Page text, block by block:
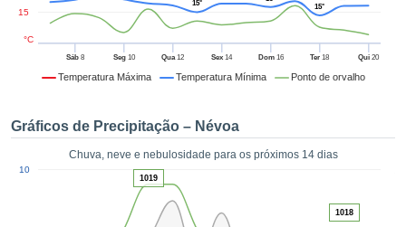
digital
Temperatura Máxima Temperatura Mínima Ponto de orvalho
Sáb8 Seg10 Qua12 Sex 14 Dom16 Ter 18 Qui 20
15
°C
15°
15°
Gráficos de Precipitação – Névoa
Chuva, neve e nebulosidade para os próximos 14 dias
10
1019
1018